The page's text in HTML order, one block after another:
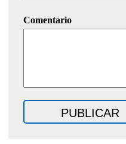
Comentario